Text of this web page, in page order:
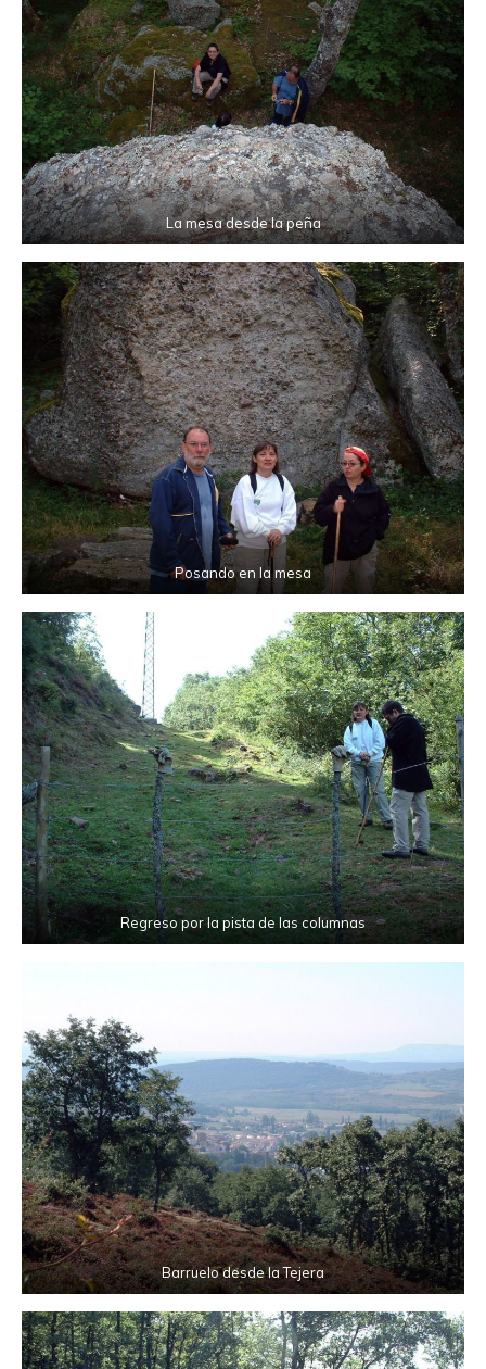
La mesa desde la peña
Posando en la mesa
Regreso por la pista de las columnas
Barruelo desde la Tejera